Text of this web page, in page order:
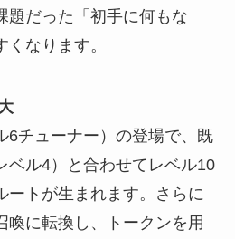
題だった「初手に何もな
なります。
6チューナー）の登場で、既
ベル4）と合わせてレベル10
ートが生まれます。さらに
喚に転換し、トークンを用